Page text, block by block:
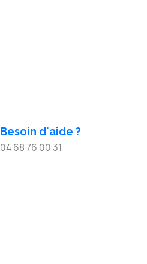
Besoin d'aide ?
04 68 76 00 31